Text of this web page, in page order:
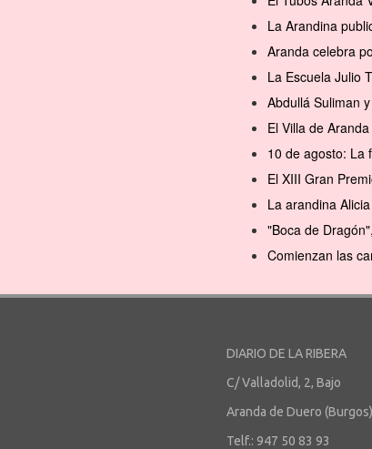
La Arandina
Aranda celebra
La Escuela Julio
Abdullá Suliman
El Villa de
10 de agosto: La
El XIII Gran
La arandina
"Boca de
Comienzan las
DIARIO DE LA RIBERA
C/ Valladolid, 2, Bajo
Aranda de Duero (Burgos)
Telf.: 947 50 83 93